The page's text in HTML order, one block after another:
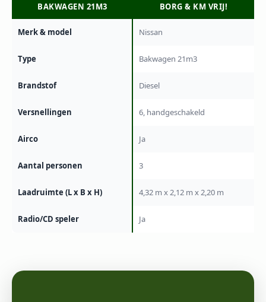
BAKWAGEN 21M3 BORG & KM VRIJ!
Merk & model Nissan
Type Bakwagen 21m3
Brandstof Diesel
Versnellingen 6, handgeschakeld
Airco Ja
Aantal personen 3
Laadruimte (L x B x H) 4,32 m x 2,12 m x 2,20 m
Radio/CD speler Ja